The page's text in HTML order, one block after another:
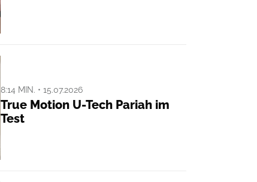
8:14 MIN. • 15.07.2026
True Motion U-Tech Pariah im
Test